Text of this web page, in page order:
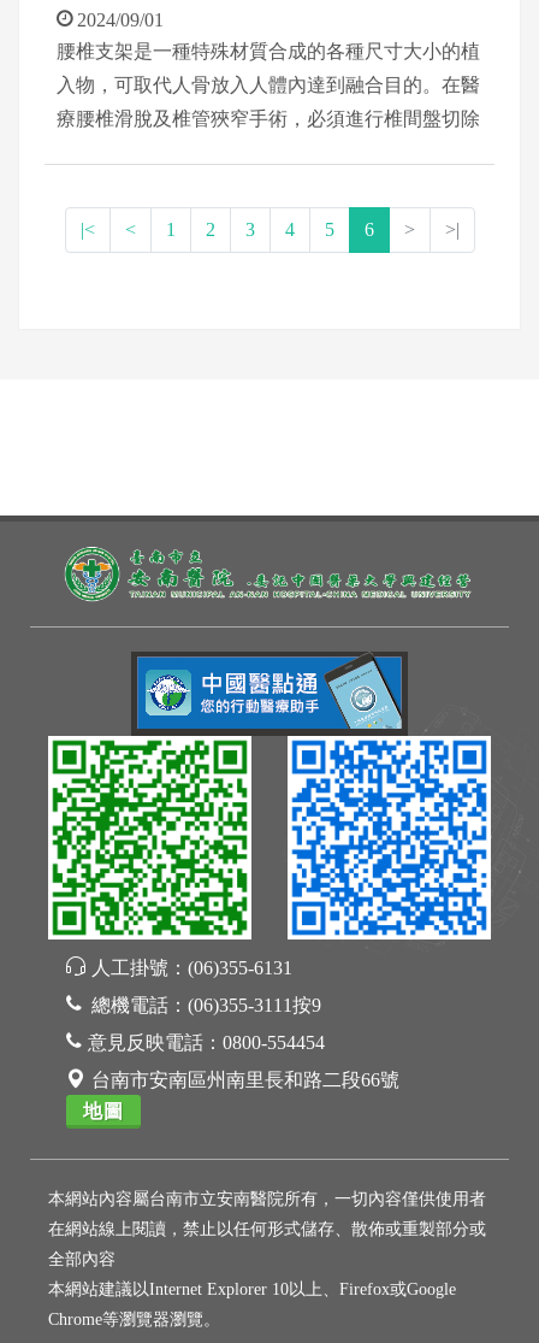
2024/09/01
腰椎支架是一種特殊材質合成的各種尺寸大小的植
入物，可取代人骨放入人體內達到融合目的。在醫
療腰椎滑脫及椎管狹窄手術，必須進行椎間盤切除
度。|< < 1 2 3 4 5 6 > >|
人工掛號： (06)355-6131
總機電話： (06)355-3111按9
意見反映電話： 0800-554454
台南市安南區州南里長和路二段66號
地圖
本網站內容屬台南市立安南醫院所有，一切內容僅供使用者
在網站線上閱讀，禁止以任何形式儲存、散佈或重製部分或
全部內容
本網站建議以Internet Explorer 10以上、Firefox或Google
Chrome等瀏覽器瀏覽。